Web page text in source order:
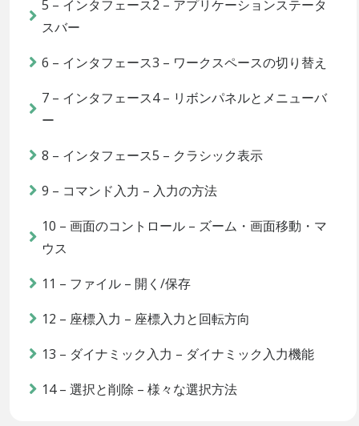
5 – インタフェース2 – アプリケーションステータ
スバー
6 – インタフェース3 – ワークスペースの切り替え
7 – インタフェース4 – リボンパネルとメニューバ
ー
8 – インタフェース5 – クラシック表示
9 – コマンド入力 – 入力の方法
10 – 画面のコントロール – ズーム・画面移動・マ
ウス
11 – ファイル – 開く/保存
12 – 座標入力 – 座標入力と回転方向
13 – ダイナミック入力 – ダイナミック入力機能
14 – 選択と削除 – 様々な選択方法